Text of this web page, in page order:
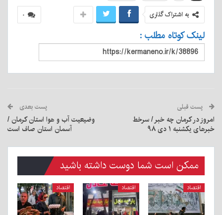
۰ به اشتراک گذاری
لینک کوتاه مطلب :
پست قبلی
امروز در کرمان چه خبر / سرخط
خبرهای یکشنبه ۱ دی ۹۸
پست بعدی
وضیعیت آب و هوا استان کرمان /
آسمان استان صاف است
ممکن است شما دوست داشته باشید
اقتصاد اقتصاد اقتصاد